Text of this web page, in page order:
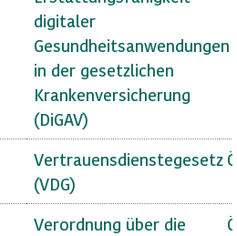
digitaler
Gesundheitsanwendungen
in der gesetzlichen
Krankenversicherung
(DiGAV)
Vertrauensdienstegesetz
(VDG)
Verordnung über die